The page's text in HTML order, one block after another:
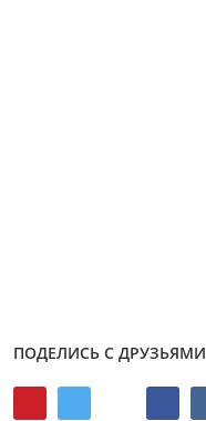
ПОДЕЛИСЬ С ДРУЗЬЯМИ